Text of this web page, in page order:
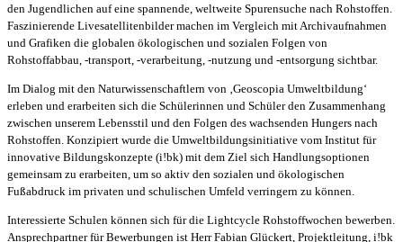
den Jugendlichen auf eine spannende, weltweite Spurensuche nach Rohstoffen.
Faszinierende Livesatellitenbilder machen im Vergleich mit Archivaufnahmen
und Grafiken die globalen ökologischen und sozialen Folgen von
Rohstoffabbau, -transport, -verarbeitung, -nutzung und -entsorgung sichtbar.
Im Dialog mit den Naturwissenschaftlern von ‚Geoscopia Umweltbildung‘
erleben und erarbeiten sich die Schülerinnen und Schüler den Zusammenhang
zwischen unserem Lebensstil und den Folgen des wachsenden Hungers nach
Rohstoffen. Konzipiert wurde die Umweltbildungsinitiative vom Institut für
innovative Bildungskonzepte (i!bk) mit dem Ziel sich Handlungsoptionen
gemeinsam zu erarbeiten, um so aktiv den sozialen und ökologischen
Fußabdruck im privaten und schulischen Umfeld verringern zu können.
Interessierte Schulen können sich für die Lightcycle Rohstoffwochen bewerben.
Ansprechpartner für Bewerbungen ist Herr Fabian Glückert, Projektleitung, i!bk